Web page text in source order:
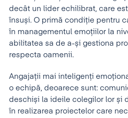
decât un lider echilibrat, care
însuși. O primă condiție pentru
în managementul emoțiilor la
abilitatea sa de a-și gestiona
respecta oamenii.
Angajații mai inteligenți
o echipă, deoarece sunt:
deschiși la ideile colegilor lor și
în realizarea proiectelor care